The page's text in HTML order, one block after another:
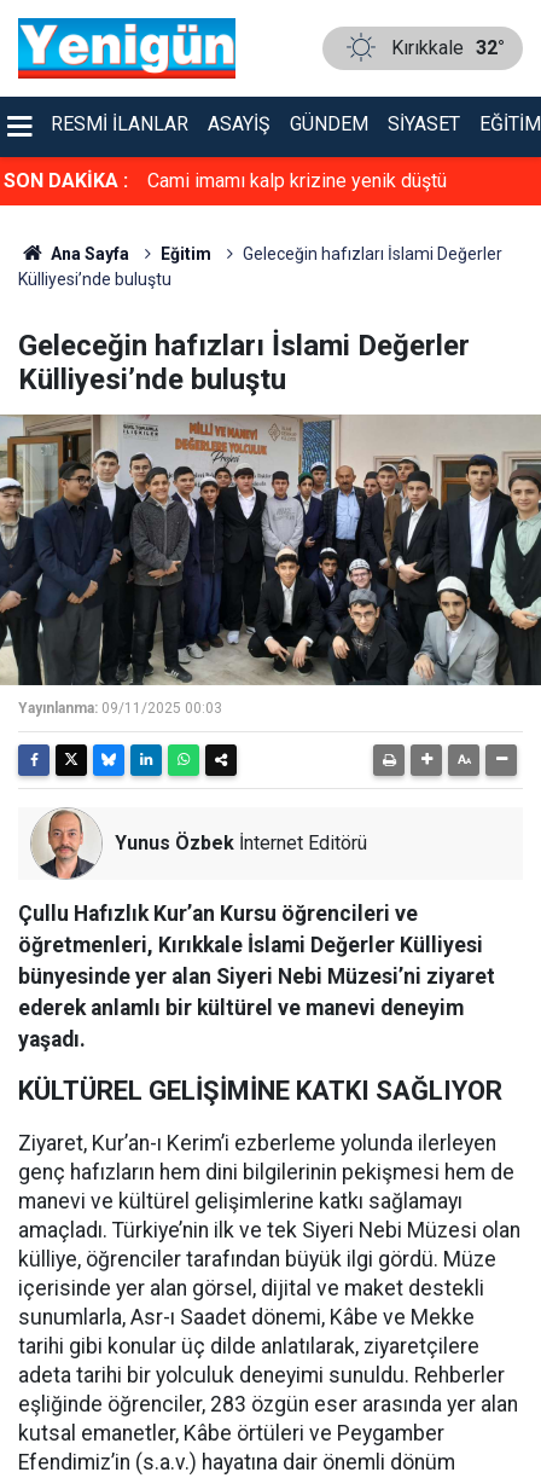
Kırıkkale 32°
RESMI İLANLAR ASAYIŞ GÜNDEM SIYASET EĞITIM
SON DAKİKA :
yandı! Cami imamı kalp krizine yenik düştü
Ana Sayfa Eğitim
Geleceğin hafızları İslami Değerler
Külliyesi’nde buluştu
Geleceğin hafızları İslami Değerler
Külliyesi’nde buluştu
Yayınlanma: 09/11/2025 00:03
Yunus Özbek İnternet Editörü
Çullu Hafızlık Kur’an Kursu öğrencileri ve
öğretmenleri, Kırıkkale İslami Değerler Külliyesi
bünyesinde yer alan Siyeri Nebi Müzesi’ni ziyaret
ederek anlamlı bir kültürel ve manevi deneyim
yaşadı.
KÜLTÜREL GELİŞİMİNE KATKI SAĞLIYOR
Ziyaret, Kur’an-ı Kerim’i ezberleme yolunda ilerleyen
genç hafızların hem dini bilgilerinin pekişmesi hem de
manevi ve kültürel gelişimlerine katkı sağlamayı
amaçladı. Türkiye’nin ilk ve tek Siyeri Nebi Müzesi olan
külliye, öğrenciler tarafından büyük ilgi gördü. Müze
içerisinde yer alan görsel, dijital ve maket destekli
sunumlarla, Asr-ı Saadet dönemi, Kâbe ve Mekke
tarihi gibi konular üç dilde anlatılarak, ziyaretçilere
adeta tarihi bir yolculuk deneyimi sunuldu. Rehberler
eşliğinde öğrenciler, 283 özgün eser arasında yer alan
kutsal emanetler, Kâbe örtüleri ve Peygamber
Efendimiz’in (s.a.v.) hayatına dair önemli dönüm